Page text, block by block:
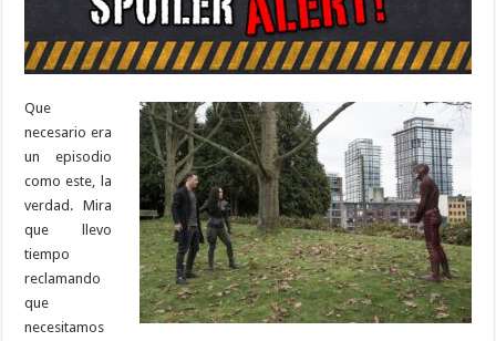
Que
necesario era
un episodio
como este, la
verdad. Mira
que llevo
tiempo
reclamando
que
necesitamos